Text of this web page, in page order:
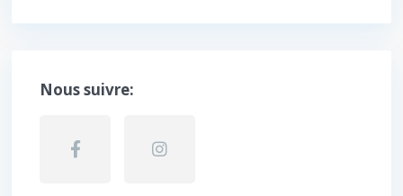
Nous suivre: